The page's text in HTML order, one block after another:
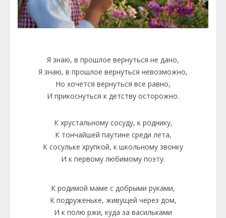
Я знаю, в прошлое вернуться не дано,
Я знаю, в прошлое вернуться невозможно,
Но хочется вернуться все равно,
И прикоснуться к детству осторожно.
К хрустальному сосуду, к роднику,
К тончайшей паутине среди лета,
К сосульке хрупкой, к школьному звонку
И к первому любимому поэту.
К родимой маме с добрыми руками,
К подруженьке, живущей через дом,
И к полю ржи, куда за васильками